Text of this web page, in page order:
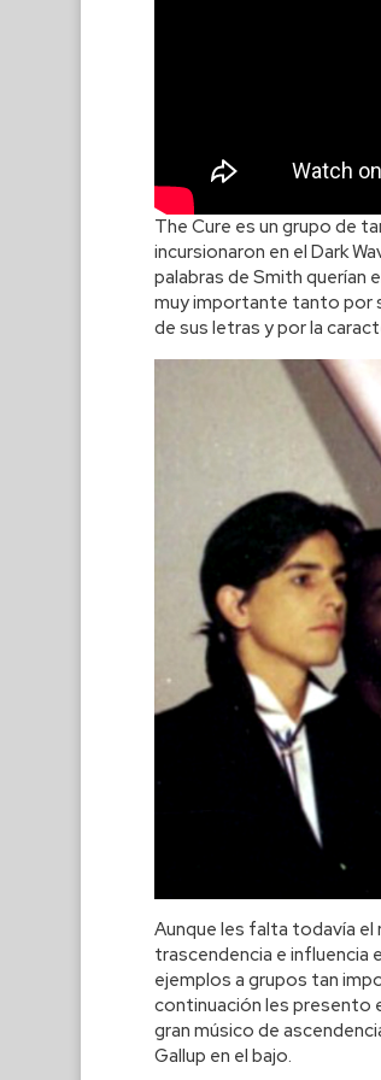
The Cure es un grupo de
incursionaron en el Dark
palabras de Smith querían
muy importante tanto por
de sus letras y por la
Aunque les falta todavía el
trascendencia e influencia
ejemplos a grupos tan
continuación les presento
gran músico de
Gallup en el bajo.